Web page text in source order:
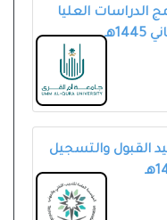
الدراسات العليا
القبول والتسجيل